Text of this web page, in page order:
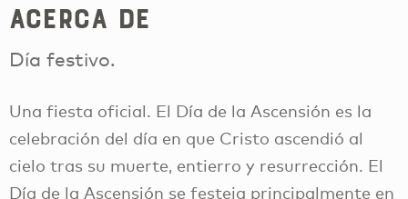
Acerca de
Día festivo.
Una fiesta oficial. El Día de la Ascensión es la
celebración del día en que Cristo ascendió al
cielo tras su muerte, entierro y resurrección. El
Día de la Ascensión se festeja principalmente en